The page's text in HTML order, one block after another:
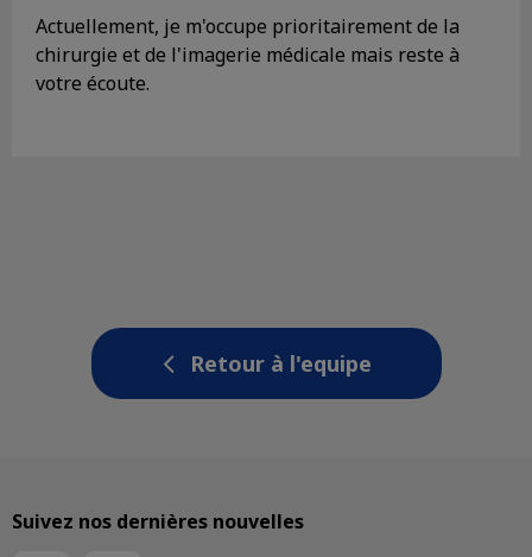
Actuellement, je m'occupe prioritairement de la
chirurgie et de l'imagerie médicale mais reste à
votre écoute.
Retour à l'equipe
Suivez nos dernières nouvelles